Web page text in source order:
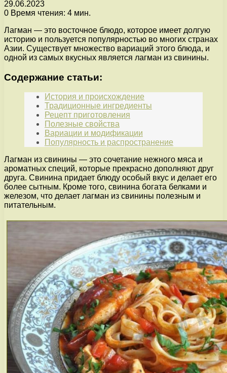
29.06.2023
0 Время чтения: 4 мин.
Лагман — это восточное блюдо, которое имеет долгую
историю и пользуется популярностью во многих странах
Азии. Существует множество вариаций этого блюда, и
одной из самых вкусных является лагман из свинины.
Содержание статьи:
История и происхождение
Традиционные ингредиенты
Рецепт приготовления
Полезные свойства
Вариации и модификации
Популярность и распространение
Лагман из свинины — это сочетание нежного мяса и
ароматных специй, которые прекрасно дополняют друг
друга. Свинина придает блюду особый вкус и делает его
более сытным. Кроме того, свинина богата белками и
железом, что делает лагман из свинины полезным и
питательным.